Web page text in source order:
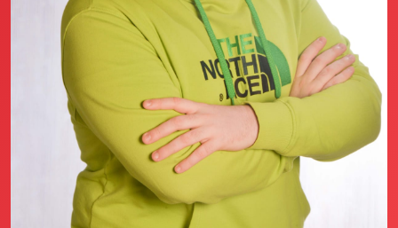
Agenzia matrimoniale Club di Più
Love Notebook
Il libro Donna di Cuori
Quanto costa Club di Più
Love Academy
Domande Frequenti
Impegno Sociale
Le nostre sedi
Facebook